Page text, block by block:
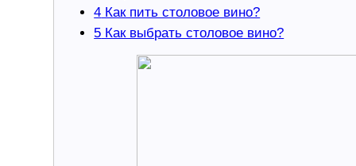
4 Как пить столовое вино?
5 Как выбрать столовое вино?